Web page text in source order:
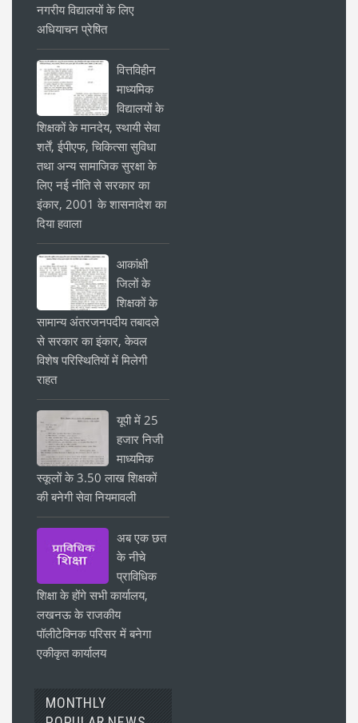
नगरीय विद्यालयों के लिए
अधियाचन प्रेषित
वित्तविहीन
माध्यमिक
विद्यालयों के
शिक्षकों के मानदेय, स्थायी सेवा
शर्तें, ईपीएफ, चिकित्सा सुविधा
तथा अन्य सामाजिक सुरक्षा के
लिए नई नीति से सरकार का
इंकार, 2001 के शासनादेश का
दिया हवाला
आकांक्षी
जिलों के
शिक्षकों के
सामान्य अंतरजनपदीय तबादले
से सरकार का इंकार, केवल
विशेष परिस्थितियों में मिलेगी
राहत
यूपी में 25
हजार निजी
माध्यमिक
स्कूलों के 3.50 लाख शिक्षकों
की बनेगी सेवा नियमावली
अब एक छत
के नीचे
प्राविधिक
शिक्षा के होंगे सभी कार्यालय,
लखनऊ के राजकीय
पॉलीटेक्निक परिसर में बनेगा
एकीकृत कार्यालय
MONTHLY